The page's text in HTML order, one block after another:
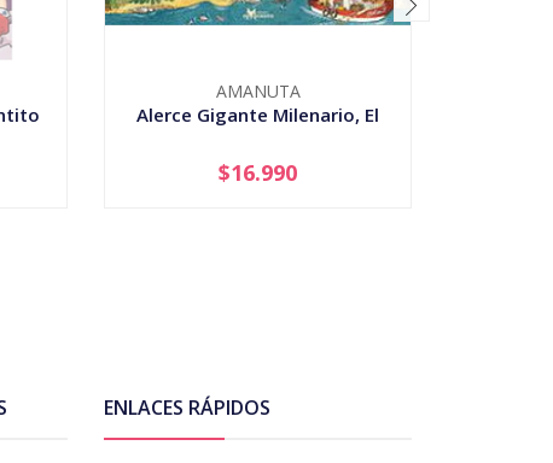
AMANUTA
Alerce Gigante Milenario, El
+
$16.990
ENLACES RÁPIDOS